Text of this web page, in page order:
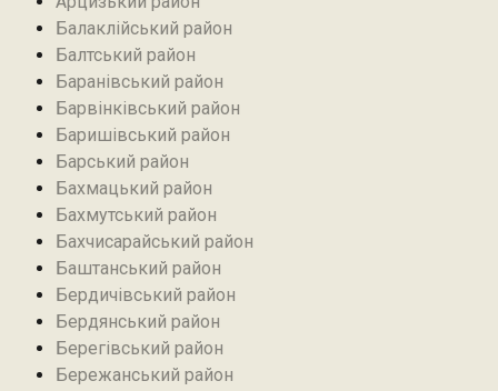
Балаклійський район
Балтський район‎
Баранівський район‎
Барвінківський район
Баришівський район
Барський район
Бахмацький район
Бахмутський район
Бахчисарайський район
Баштанський район
Бердичівський район
Бердянський район
Берегівський район
Бережанський район‎